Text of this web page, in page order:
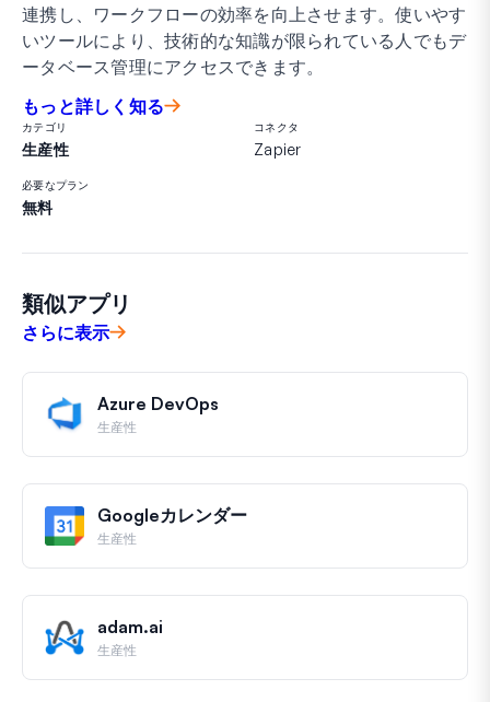
連携し、ワークフローの効率を向上させます。使いやす
いツールにより、技術的な知識が限られている人でもデ
ータベース管理にアクセスできます。
もっと詳しく知る
カテゴリ
生産性
コネクタ
Zapier
必要なプラン
無料
類似アプリ
さらに表示
Azure DevOps
生産性
Googleカレンダー
生産性
adam.ai
生産性